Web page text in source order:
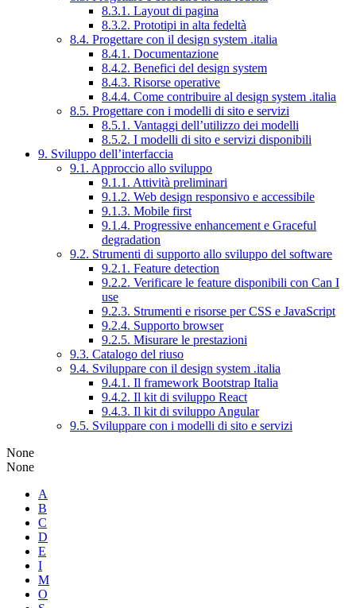
8.3.1. Layout di pagina
8.3.2. Prototipi in alta fedeltà
8.4. Progettare con il design system .italia
8.4.1. Documentazione
8.4.2. Benefici del design system
8.4.3. Risorse operative
8.4.4. Come contribuire al design system .italia
8.5. Progettare con i modelli di sito e servizi
8.5.1. Vantaggi dell’utilizzo dei modelli
8.5.2. I modelli di sito e servizi disponibili
9. Sviluppo dell’interfaccia
9.1. Approccio allo sviluppo
9.1.1. Attività preliminari
9.1.2. Web design responsivo e accessibile
9.1.3. Mobile first
9.1.4. Progressive enhancement e Graceful
degradation
9.2. Strumenti di supporto allo sviluppo del software
9.2.1. Feature detection
9.2.2. Verificare le feature disponibili con Can I
use
9.2.3. Strumenti e risorse per CSS e JavaScript
9.2.4. Supporto browser
9.2.5. Misurare le prestazioni
9.3. Catalogo del riuso
9.4. Sviluppare con il design system .italia
9.4.1. Il framework Bootstrap Italia
9.4.2. Il kit di sviluppo React
9.4.3. Il kit di sviluppo Angular
9.5. Sviluppare con i modelli di sito e servizi
None
None
A
B
C
D
E
I
M
O